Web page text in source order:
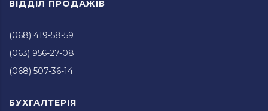
ВІДДІЛ ПРОДАЖІВ
(068) 419-58-59
(063) 956-27-08
(068) 507-36-14
БУХГАЛТЕРІЯ